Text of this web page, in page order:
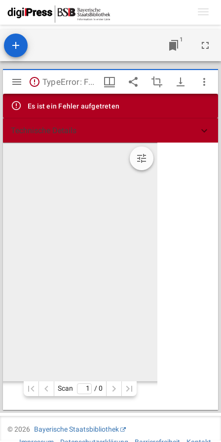
1
Mirador
Viewer
TypeError: Failed to fetch
Es ist ein Fehler aufgetreten
Technische Details
Scan / 0
©2026
Bayerische Staatsbibliothek